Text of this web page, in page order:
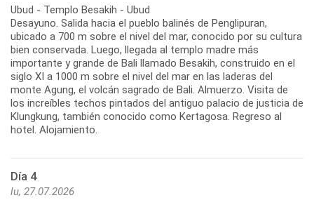
Ubud - Templo Besakih - Ubud
Desayuno. Salida hacia el pueblo balinés de Penglipuran,
ubicado a 700 m sobre el nivel del mar, conocido por su cultura
bien conservada. Luego, llegada al templo madre más
importante y grande de Bali llamado Besakih, construido en el
siglo XI a 1000 m sobre el nivel del mar en las laderas del
monte Agung, el volcán sagrado de Bali. Almuerzo. Visita de
los increíbles techos pintados del antiguo palacio de justicia de
Klungkung, también conocido como Kertagosa. Regreso al
hotel. Alojamiento.
Día 4
lu, 27.07.2026